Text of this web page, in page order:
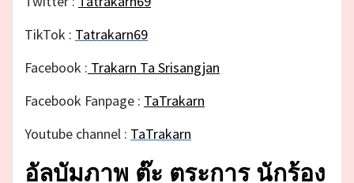
TikTok : Tatrakarn69
Facebook : Trakarn Ta Srisangjan
Facebook Fanpage : TaTrakarn
Youtube channel : TaTrakarn
อัลบัมภาพ ต๊ะ ตระการ นักร้อง